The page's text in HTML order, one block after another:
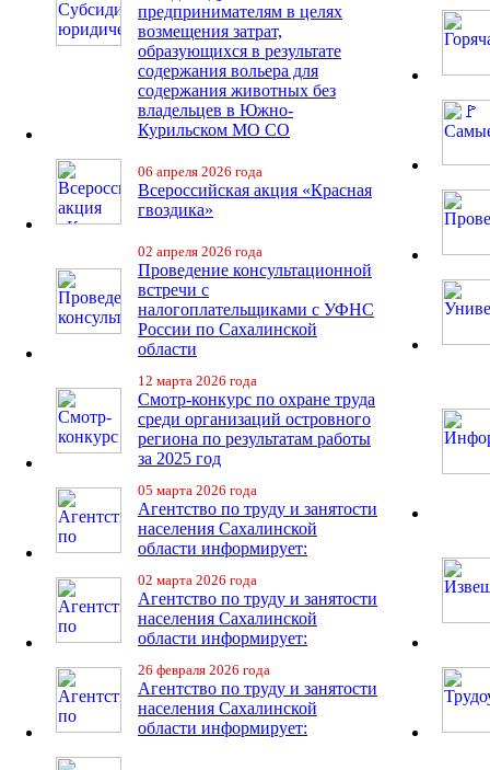
предпринимателям в целях
возмещения затрат,
образующихся в результате
содержания вольера для
содержания животных без
владельцев в Южно-
Курильском МО СО
06 апреля 2026 года
Всероссийская акция «Красная
гвоздика»
02 апреля 2026 года
Проведение консультационной
встречи с
налогоплательщиками с УФНС
России по Сахалинской
области
12 марта 2026 года
Смотр-конкурс по охране труда
среди организаций островного
региона по результатам работы
за 2025 год
05 марта 2026 года
Агентство по труду и занятости
населения Сахалинской
области информирует:
02 марта 2026 года
Агентство по труду и занятости
населения Сахалинской
области информирует:
26 февраля 2026 года
Агентство по труду и занятости
населения Сахалинской
области информирует: